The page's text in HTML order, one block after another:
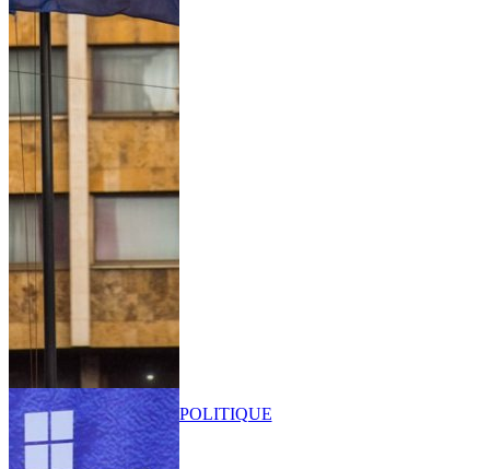
POLITIQUE